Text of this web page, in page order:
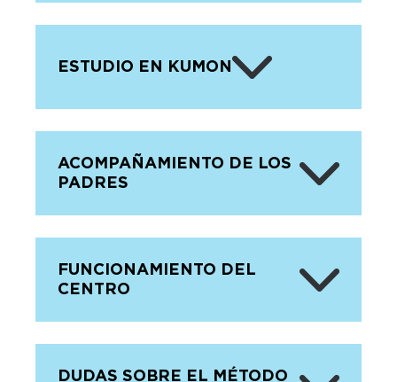
ESTUDIO EN KUMON
ACOMPAÑAMIENTO DE LOS
PADRES
FUNCIONAMIENTO DEL
CENTRO
DUDAS SOBRE EL MÉTODO